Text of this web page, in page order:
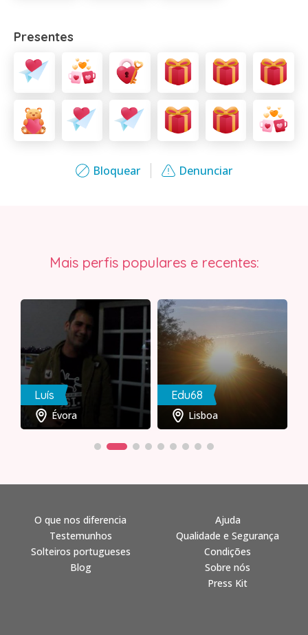
Bloquear Denunciar
Presentes
Mais perfis populares e recentes:
Luís
Évora
Edu68
Lisboa
O que nos diferencia
Testemunhos
Solteiros portugueses
Blog
Ajuda
Qualidade e Segurança
Condições
Sobre nós
Press Kit